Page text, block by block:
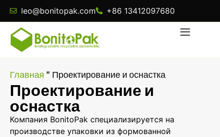
leo@bonitopak.com +86 13412097680
Главная " Проектирование и оснастка
Проектирование и
оснастка
Компания BonitoPak специализируется на
производстве упаковки из формованной